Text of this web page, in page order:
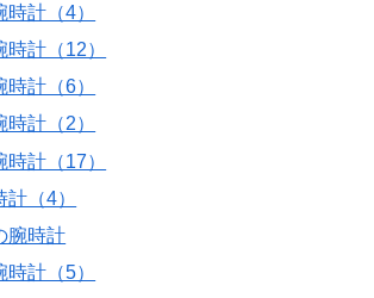
計（4）
計（12）
計（6）
計（2）
計（17）
（4）
腕時計
計（5）